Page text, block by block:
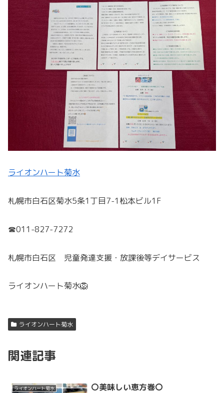
ライオンハート菊水
札幌市白石区菊水5条1丁目7-1松本ビル1F
☎011-827-7272
札幌市白石区 児童発達支援・放課後等デイサービス
ライオンハート菊水🦁
ライオンハート菊水
関連記事
ライオンハート菊水 〇美味しい恵方巻〇